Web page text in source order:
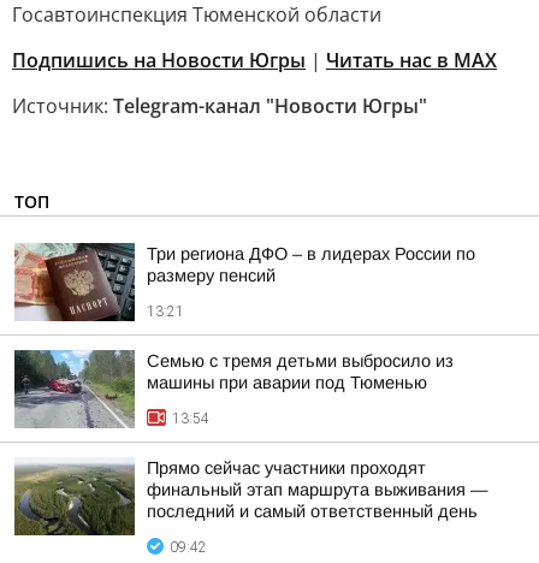
Госавтоинспекция Тюменской области
Подпишись на Новости Югры | Читать нас в MAX
Источник: Telegram-канал "Новости Югры"
ТОП
Три региона ДФО – в лидерах России по
размеру пенсий
13:21
Семью с тремя детьми выбросило из
машины при аварии под Тюменью
13:54
Прямо сейчас участники проходят
финальный этап маршрута выживания —
последний и самый ответственный день
09:42